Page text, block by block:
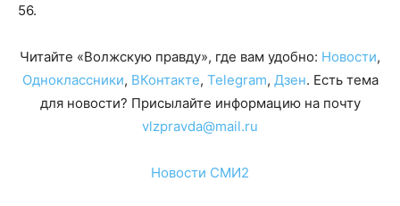
56.
Читайте «Волжскую правду», где вам удобно: Новости,
Одноклассники, ВКонтакте, Telegram, Дзен. Есть тема
для новости? Присылайте информацию на почту
vlzpravda@mail.ru
Новости СМИ2